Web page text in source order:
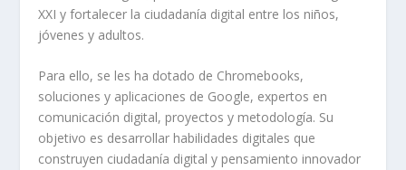
XXI y fortalecer la ciudadanía digital entre los niños,
jóvenes y adultos.
Para ello, se les ha dotado de Chromebooks,
soluciones y aplicaciones de Google, expertos en
comunicación digital, proyectos y metodología. Su
objetivo es desarrollar habilidades digitales que
construyen ciudadanía digital y pensamiento innovador